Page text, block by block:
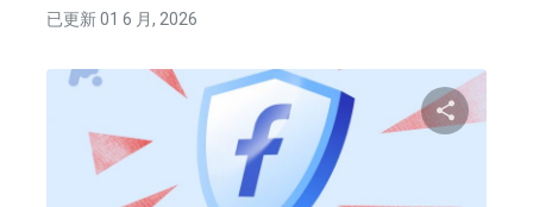
已更新 01 6 月, 2026